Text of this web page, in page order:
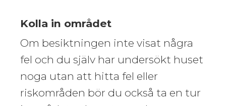
Kolla in området
Om besiktningen inte visat några
fel och du själv har undersökt huset
noga utan att hitta fel eller
riskområden bör du också ta en tur